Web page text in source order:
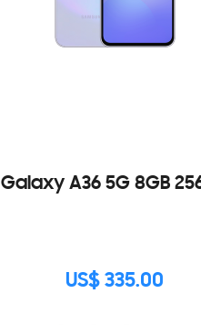
Galaxy A36 5G 8GB
US$ 335.00